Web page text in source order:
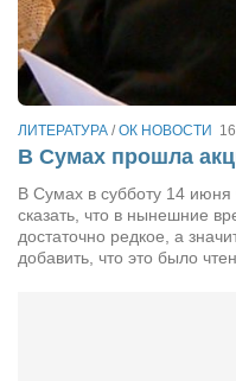
ЛИТЕРАТУРА /ОК НОВОСТИ
В Сумах прошла
В Сумах в субботу 14 июня
сказать, что в нынешние
достаточно редкое, а
добавить, что это было